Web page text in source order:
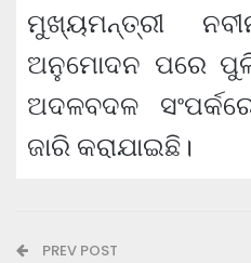
ମୁଖ୍ୟମନ୍ତ୍ରୀ
ଅନୁମୋଦନ ପରେ
ଅଦଳବଦଳ
ଜାରି କରାଯାଇଛି।
PREV POST